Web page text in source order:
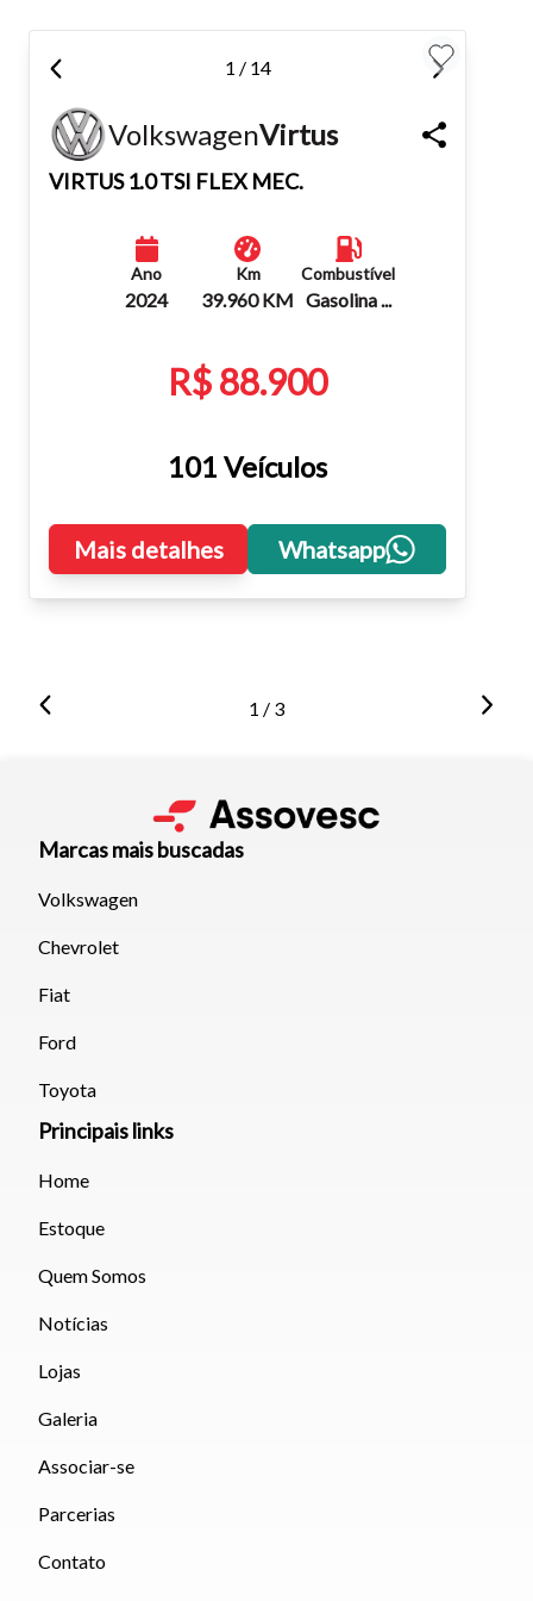
1 / 14
VolkswagenVirtus
VIRTUS 1.0 TSI FLEX MEC.
Ano
2024
Km
39.960 KM
Combustível
Gasolina ...
R$ 88.900
101 Veículos
Mais detalhes Whatsapp
1 / 3
Marcas mais buscadas
Volkswagen
Chevrolet
Fiat
Ford
Toyota
Principais links
Home
Estoque
Quem Somos
Notícias
Lojas
Galeria
Associar-se
Parcerias
Contato